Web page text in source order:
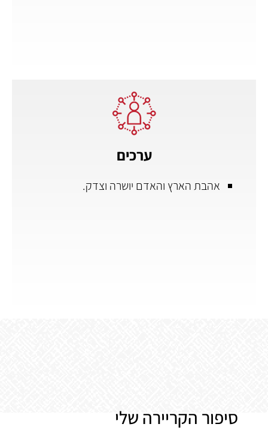
ערכים
אהבת הארץ והאדם יושרה וצדק.
סיפור הקריירה שלי